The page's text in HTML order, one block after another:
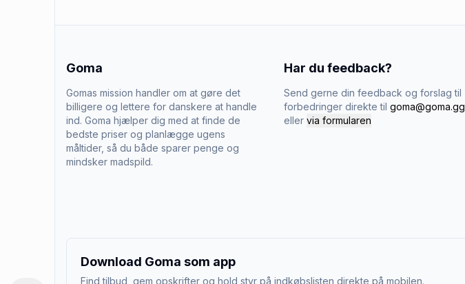
Goma
Gomas mission handler om at gøre det
billigere og lettere for danskere at handle
ind. Goma hjælper dig med at finde de
bedste priser og planlægge ugens
måltider, så du både sparer penge og
mindsker madspild.
Har du feedback?
Send gerne din feedback og forslag til
forbedringer direkte til goma@goma.gg
eller via formularen
Download Goma som app
Find tilbud, gem opskrifter og hold styr på indkøbslisten direkte på mobilen.